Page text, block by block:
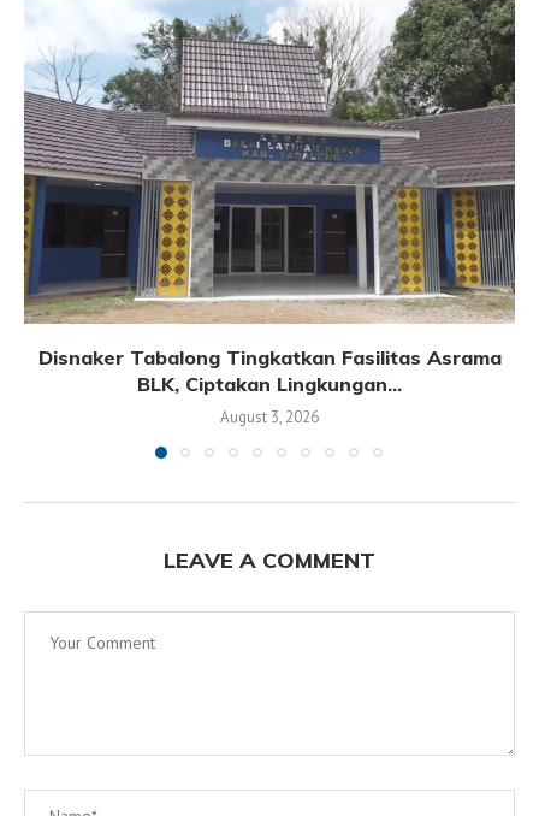
Disnaker Tabalong Tingkatkan Fasilitas Asrama
BLK, Ciptakan Lingkungan...
August 3, 2026
LEAVE A COMMENT